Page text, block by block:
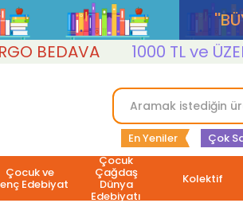
1000 TL ve ÜZERİ
En Yeniler Çok
Çocuk ve
Edebiyat
Çocuk
Çağdaş
Dünya
Edebiyatı
Kolektif